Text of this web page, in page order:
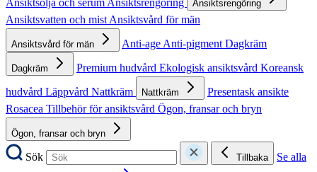
Ansiktsolja och serumAnsiktsrengöring Ansiktsrengöring
Ansiktsvatten och mistAnsiktsvård för män
Ansiktsvård för män Anti-ageAnti-pigmentDagkräm
Dagkräm Premium hudvård Ekologisk ansiktsvård Koreansk
hudvård Läppvård Nattkräm Nattkräm
Presentask ansikte
Rosacea Tillbehör för ansiktsvård Ögon, fransar och bryn
Ögon, fransar och bryn
Sök Tillbaka
Se alla